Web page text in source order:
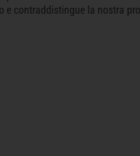
contraddistingue la nostra